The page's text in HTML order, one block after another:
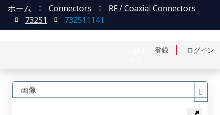
登録 ログイン
ホーム Connectors
RF / Coaxial Connectors
73251
732511141
画像